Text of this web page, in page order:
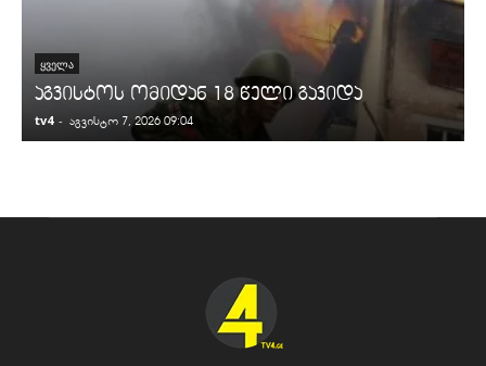
ᲧᲕᲔᲚᲐ
აგვისტოს ომიდან 18 წელი გავიდა
tv4 - აგვისტო 7, 2026 09:04